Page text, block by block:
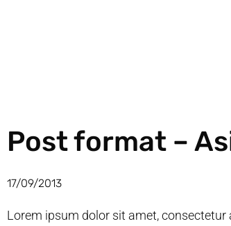
Post format –
17/09/2013
Lorem ipsum dolor sit amet,